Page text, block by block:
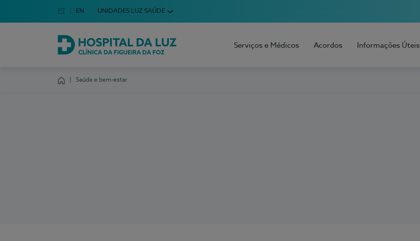
Escolha o seu idioma
Idioma em Português
PT English Language
EN UNIDADES LUZ SAÚDE
Hospital da Luz Clínica da Figueira da Foz
Serviços e Médicos Acordos Informações Úteis
Saúde e bem-estar